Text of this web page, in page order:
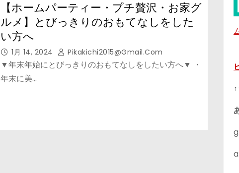
【ホームパーティー・プチ贅沢・お家グ
ルメ】とびっきりのおもてなしをした
い方へ
1月 14, 2024 Pikakichi2015@gmail.com
▼年末年始にとびっきりのおもてなしをしたい方へ▼ ・
年末に美…
g:
a: